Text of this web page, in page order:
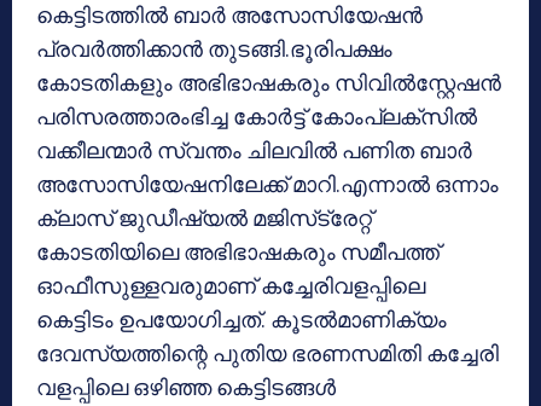
കെട്ടിടത്തില്‍ ബാര്‍ അസോസിയേഷന്‍
പ്രവര്‍ത്തിക്കാന്‍ തുടങ്ങി.ഭൂരിപക്ഷം
കോടതികളും അഭിഭാഷകരും സിവില്‍സ്റ്റേഷന്‍
പരിസരത്താരംഭിച്ച കോര്‍ട്ട് കോംപ്ലക്‌സില്‍
വക്കീലന്മാര്‍ സ്വന്തം ചിലവില്‍ പണിത ബാര്‍
അസോസിയേഷനിലേക്ക് മാറി.എന്നാല്‍ ഒന്നാം
ക്ലാസ് ജുഡീഷ്യല്‍ മജിസ്‌ട്രേറ്റ്
കോടതിയിലെ അഭിഭാഷകരും സമീപത്ത്
ഓഫീസുള്ളവരുമാണ് കച്ചേരിവളപ്പിലെ
കെട്ടിടം ഉപയോഗിച്ചത്. കൂടല്‍മാണിക്യം
ദേവസ്യത്തിന്റെ പുതിയ ഭരണസമിതി കച്ചേരി
വളപ്പിലെ ഒഴിഞ്ഞ കെട്ടിടങ്ങള്‍